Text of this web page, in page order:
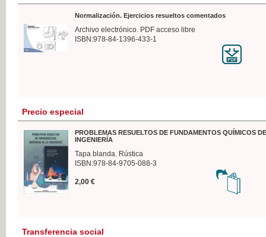
Normalización. Ejercicios resueltos comentados
Archivo electrónico. PDF acceso libre
ISBN:978-84-1396-433-1
Precio especial
PROBLEMAS RESUELTOS DE FUNDAMENTOS QUÍMICOS
INGENIERÍA
Tapa blanda. Rústica
ISBN:978-84-9705-088-3
2,00 €
Transferencia social